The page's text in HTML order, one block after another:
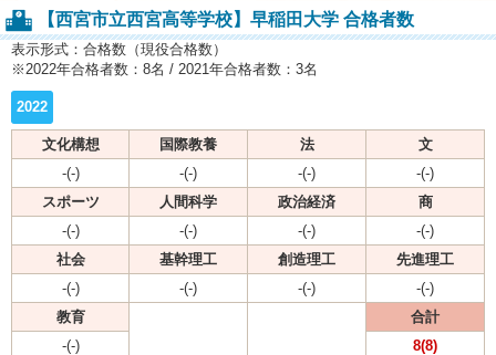
【西宮市立西宮高等学校】早稲田大学 合格者数
表示形式：合格数（現役合格数）
※2022年合格者数：8名 / 2021年合格者数：3名
2022
文化構想 国際教養 法
文
-(-)
-(-) -(-)
-(-)
スポーツ
人間科学 政治経済
商
-(-)
-(-) -(-)
-(-)
社会
基幹理工 創造理工
先進理工
-(-)
-(-) -(-)
-(-)
教育
合計
-(-)
8(8)